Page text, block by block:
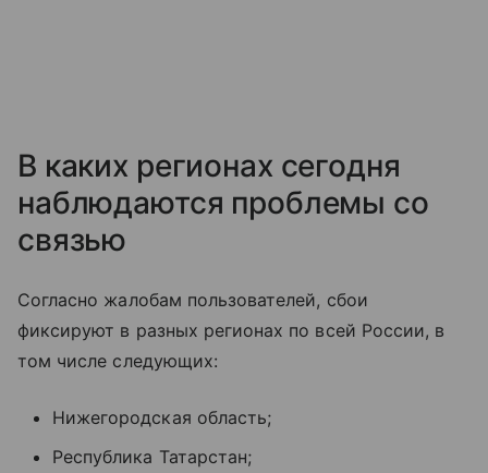
В каких регионах сегодня
наблюдаются проблемы со
связью
Согласно жалобам пользователей, сбои
фиксируют в разных регионах по всей России, в
том числе следующих:
Нижегородская область;
Республика Татарстан;